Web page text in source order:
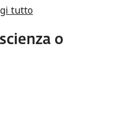
tuttosu I nemici della
o